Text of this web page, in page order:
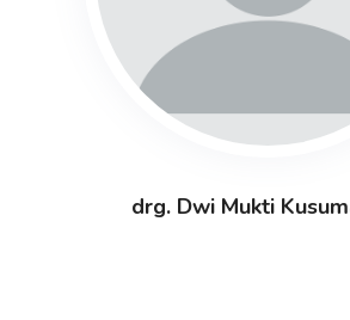
drg. Dwi Mukti